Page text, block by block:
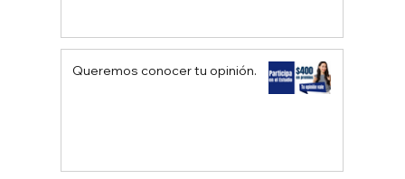
Queremos conocer tu opinión.